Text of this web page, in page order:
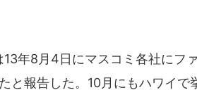
年8月4日にマスコミ各社にフ
と報告した。10月にもハワイで